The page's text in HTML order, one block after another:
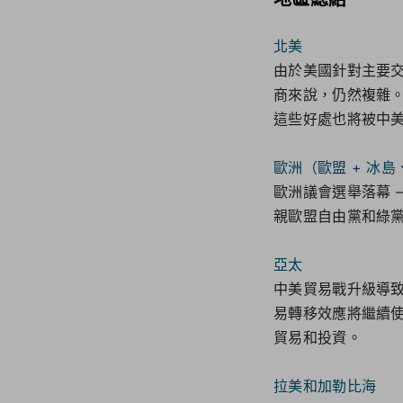
北美
由於美國針對主要
商來說，仍然複雜
這些好處也將被中
歐洲（歐盟 + 冰島
歐洲議會選舉落幕
親歐盟自由黨和綠
亞太
中美貿易戰升級導
易轉移效應將繼續
貿易和投資。
拉美和加勒比海